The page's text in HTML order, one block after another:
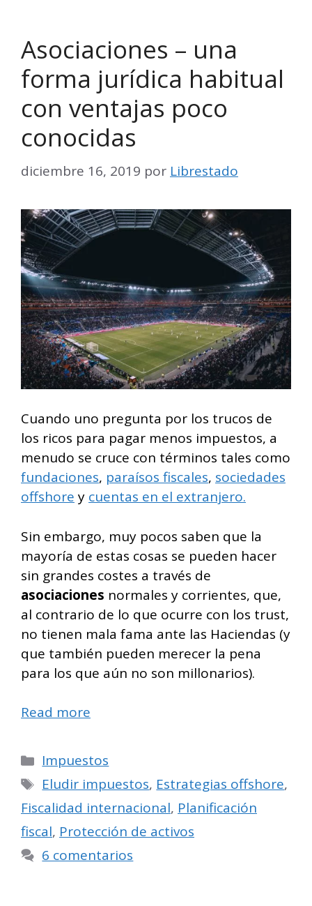
Asociaciones – una
forma jurídica habitual
con ventajas poco
conocidas
diciembre 16, 2019 por Librestado
Cuando uno pregunta por los trucos de
los ricos para pagar menos impuestos, a
menudo se cruce con términos tales como
fundaciones, paraísos fiscales, sociedades
offshore y cuentas en el extranjero.
Sin embargo, muy pocos saben que la
mayoría de estas cosas se pueden hacer
sin grandes costes a través de
asociaciones normales y corrientes, que,
al contrario de lo que ocurre con los trust,
no tienen mala fama ante las Haciendas (y
que también pueden merecer la pena
para los que aún no son millonarios).
Read more
Categorías
Impuestos
Etiquetas
Eludir impuestos, Estrategias offshore,
Fiscalidad internacional, Planificación
fiscal, Protección de activos
6 comentarios